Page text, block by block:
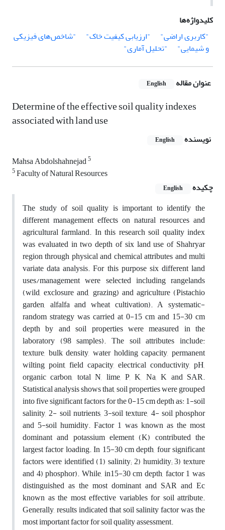
کلیدواژه‌ها
"کاربری اراضی"
"ارزیابی کیفیت خاک"
"شاخص‌‌های فیزیکی
و شیمایی"
"تحلیل آماری"
عنوان مقاله English
Determine of the effective soil quality indexes
associated with land use
نویسنده English
Mahsa Abdolshahnejad5
5Faculty of Natural Resources
چکیده
English
The study of soil quality is important to identify the
different management effects on natural resources and
agricultural farmland. In this research soil quality index
was evaluated in two depth of six land use of Shahryar
region through physical and chemical attributes and multi
variate data analysis. For this purpose six different land
uses/management were selected including rangelands
(wild, exclosure and, grazing) and agriculture (Pistachio
garden, alfalfa and wheat cultivation). A systematic-
random strategy was carried at 0-15 cm and 15-30 cm
depth by and soil properties were measured in the
laboratory (98 samples). The soil attributes include:
texture, bulk density, water holding capacity, permanent
wilting point, field capacity, electrical conductivity, pH,
organic carbon, total N, lime, P, K, Na, K and SAR.
Statistical analysis shows that, soil properties were grouped
into five significant factors for the 0-15 cm depth as: 1-soil
salinity, 2- soil nutrients, 3-soil texture, 4- soil phosphor
and 5-soil humidity. Factor 1 was known as the most
dominant and potassium element (K) contributed the
largest factor loading. In 15-30 cm depth, four significant
factors were identified (1) salinity; 2) humidity; 3) texture
and 4) phosphor). While, in15-30 cm depth, factor 1 was
distinguished as the most dominant and SAR and Ec
known as the most effective variables for soil attribute.
Generally, results indicated that soil salinity factor was the
most important factor for soil quality assessment.